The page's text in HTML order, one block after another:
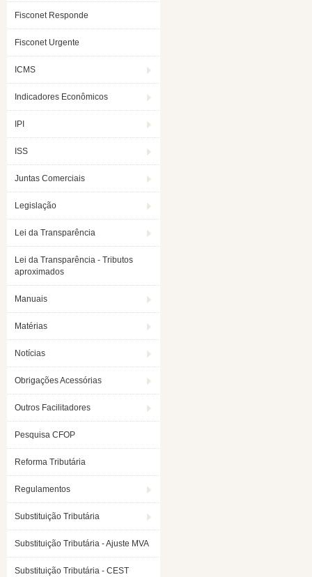
Fisconet Responde
Fisconet Urgente
ICMS
Indicadores Econômicos
IPI
ISS
Juntas Comerciais
Legislação
Lei da Transparência
Lei da Transparência - Tributos
aproximados
Manuais
Matérias
Notícias
Obrigações Acessórias
Outros Facilitadores
Pesquisa CFOP
Reforma Tributária
Regulamentos
Substituição Tributária
Substituição Tributária - Ajuste MVA
Substituição Tributária - CEST